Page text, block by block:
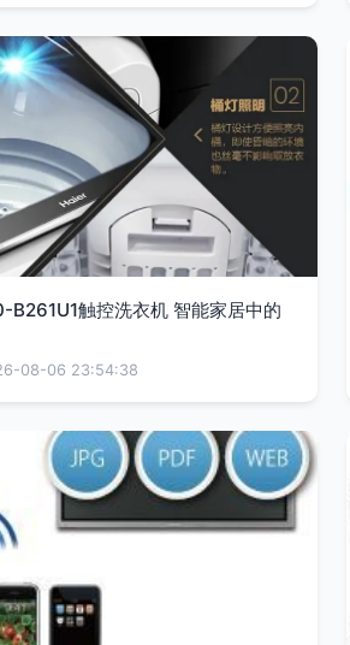
B261U1触控洗衣机 智能家居中的
08-06 23:54:38